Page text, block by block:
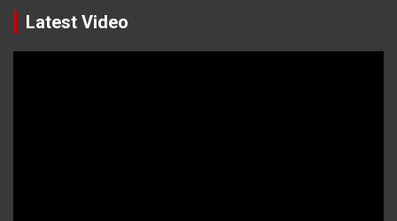
Latest Video